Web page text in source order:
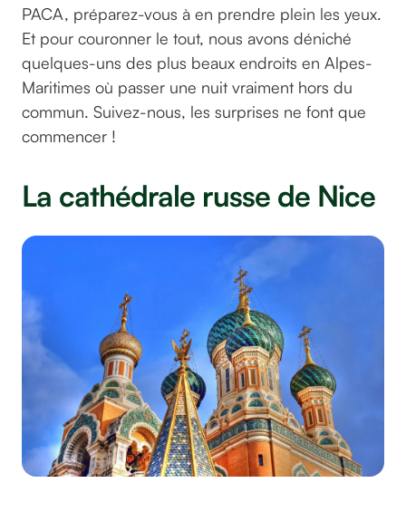
PACA, préparez-vous à en prendre plein les yeux.
Et pour couronner le tout, nous avons déniché
quelques-uns des plus beaux endroits en Alpes-
Maritimes où passer une nuit vraiment hors du
commun. Suivez-nous, les surprises ne font que
commencer !
La cathédrale russe de Nice